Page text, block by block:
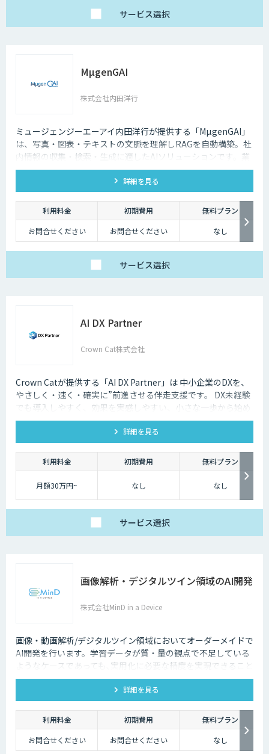
サービス選択
MµgenGAI
株式会社内田洋行
ミュージェンジーエーアイ内田洋行が提供する「MµgenGAI」
は、写真・図表・テキストの文脈を理解しRAGを自動構築。社
内情報の収集・検索・生成に適したAIソリューションです。業
種を問わず業務効率とナレッジ活用を支援します。
詳細を見る
利用料金 初期費用
無料プラン
お問合せください
お問合せください なし
サービス選択
AI DX Partner
Crown Cat株式会社
Crown Catが提供する「AI DX Partner」は 中小企業のDXを、
やさしく・速く・確実に”前進させる伴走支援です。 DX未経験
でも導入しやすく、効果を実感しやすい、小さな一歩から始め
るDX支援サービスです。 AI DX Partnerは、大手企業のDX支援
で培ったノウハウをベースに、 地方・中小企業のための“現実
的なDX”を設計・実装・運用まで一貫して支援いたします。 私
たちは、コンサル×開発×AIの力で、現場に寄り添った 『ちょ
うどいいDX』を実現します。
詳細を見る
利用料金 初期費用 無料プラン
月額30万円~ なし なし
サービス選択
画像解析・デジタルツイン領域のAI開発
株式会社MinD in a Device
画像・動画解析/デジタルツイン領域においてオーダーメイドで
AI開発を行います。学習データが質・量の観点で不足している
ようなケースであっても､実用化に必要な精度を実現できること
が強みです。
詳細を見る
利用料金 初期費用
無料プラン
お問合せください
お問合せください なし